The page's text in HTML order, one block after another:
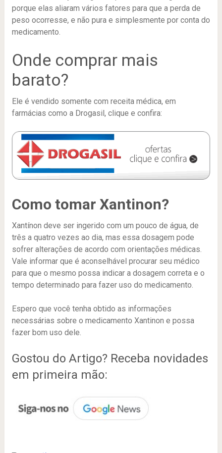
porque elas aliaram vários fatores para que a perda de
peso ocorresse, e não pura e simplesmente por conta do
medicamento.
Onde comprar mais
barato?
Ele é vendido somente com receita médica, em
farmácias como a Drogasil, clique e confira:
Como tomar Xantinon?
Xantínon deve ser ingerido com um pouco de água, de
três a quatro vezes ao dia, mas essa dosagem pode
sofrer alterações de acordo com orientações médicas.
Vale informar que é aconselhável procurar seu médico
para que o mesmo possa indicar a dosagem correta e o
tempo determinado para fazer uso do medicamento.
Espero que você tenha obtido as informações
necessárias sobre o medicamento Xantinon e possa
fazer bom uso dele.
Gostou do Artigo? Receba novidades
em primeira mão: